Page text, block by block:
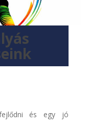
fejlődni és egy jó